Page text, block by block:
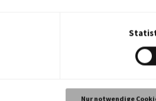
Nur notwendige
Solr
Strategist